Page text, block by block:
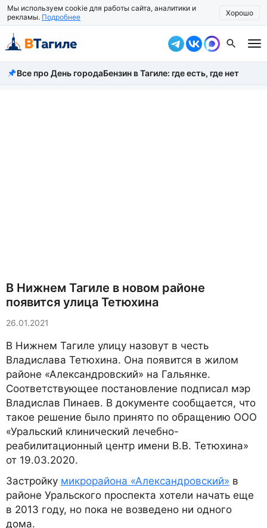
Мы используем cookie для работы сайта, аналитики и
рекламы. Подробнее Хорошо
Все новости
Все про День городаБензин в Тагиле: где есть, где нет
В Нижнем Тагиле в новом районе
появится улица Тетюхина
26.01.2021
В Нижнем Тагиле улицу назовут в честь
Владислава Тетюхина. Она появится в жилом
районе «Александровский» на Гальянке.
Соответствующее постановление подписал мэр
Владислав Пинаев. В документе сообщается, что
такое решение было принято по обращению ООО
«Уральский клинический лечебно-
реабилитационный центр имени В.В. Тетюхина»
от 19.03.2020.
Застройку микрорайона «Александровский» в
районе Уральского проспекта хотели начать еще
в 2013 году, но пока не возведено ни одного
дома.